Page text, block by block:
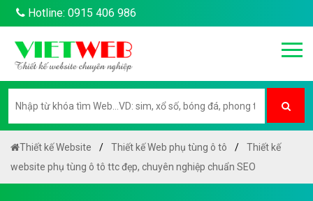
Hotline: 0915 406 986
Thiết kế Website Thiết kế Web phụ tùng ô tô
Thiết kế
website phụ tùng ô tô ttc đẹp, chuyên nghiệp chuẩn SEO